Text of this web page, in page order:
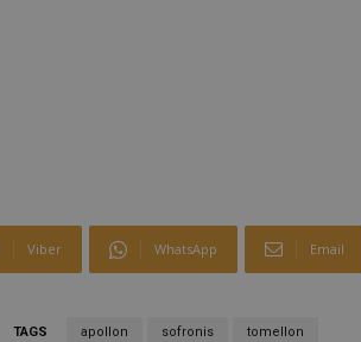
Viber WhatsApp Email
TAGS apollon sofronis tomellon